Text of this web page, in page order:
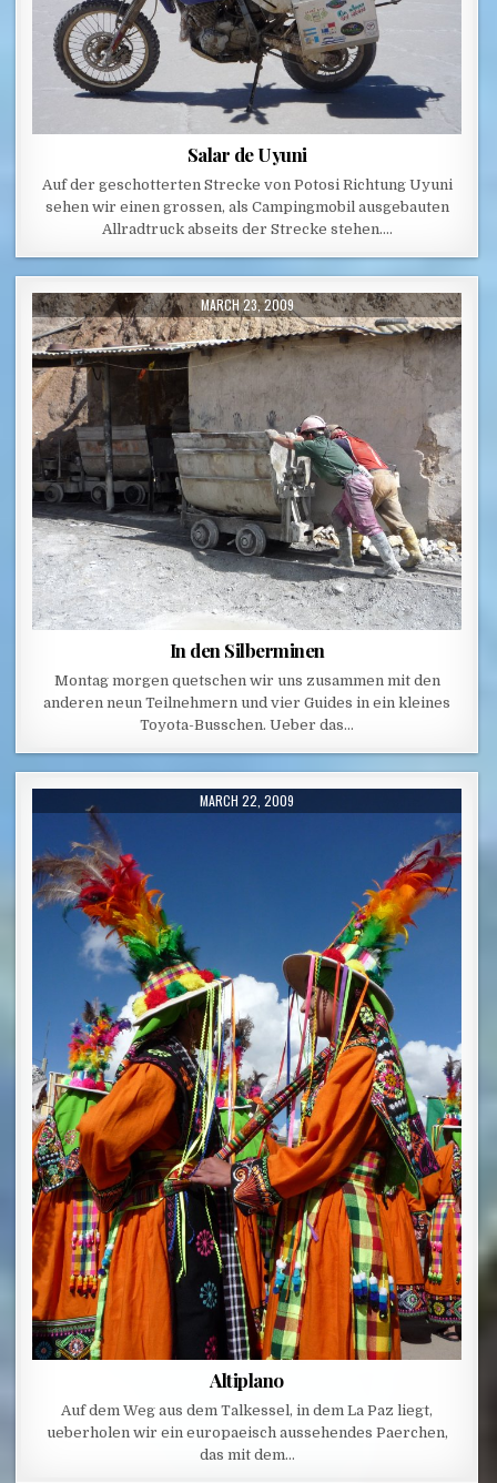
Salar de Uyuni
Auf der geschotterten Strecke von Potosi Richtung Uyuni
sehen wir einen grossen, als Campingmobil ausgebauten
Allradtruck abseits der Strecke stehen….
PUBLISHED DATE:
MARCH 23, 2009
In den Silberminen
Montag morgen quetschen wir uns zusammen mit den
anderen neun Teilnehmern und vier Guides in ein kleines
Toyota-Busschen. Ueber das…
PUBLISHED DATE:
MARCH 22, 2009
Altiplano
Auf dem Weg aus dem Talkessel, in dem La Paz liegt,
ueberholen wir ein europaeisch aussehendes Paerchen,
das mit dem…